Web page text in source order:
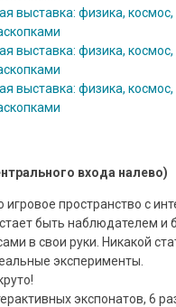
входа налево)
пространство с
быть наблюдателем и
в свои руки. Никакой
эксперименты.
экспонатов, 6